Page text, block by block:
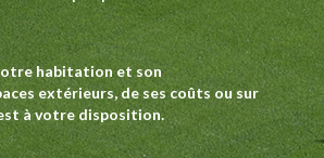
habitation et son
extérieurs, de ses coûts ou sur
à votre disposition.